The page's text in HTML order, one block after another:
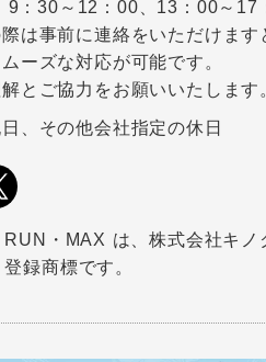
9：30～12：00、13：00～17
は事前に連絡をいただけます
ーズな対応が可能です。
とご協力をお願いいたします
、その他会社指定の休日
RUN・MAX は、株式会社キノ
登録商標です。